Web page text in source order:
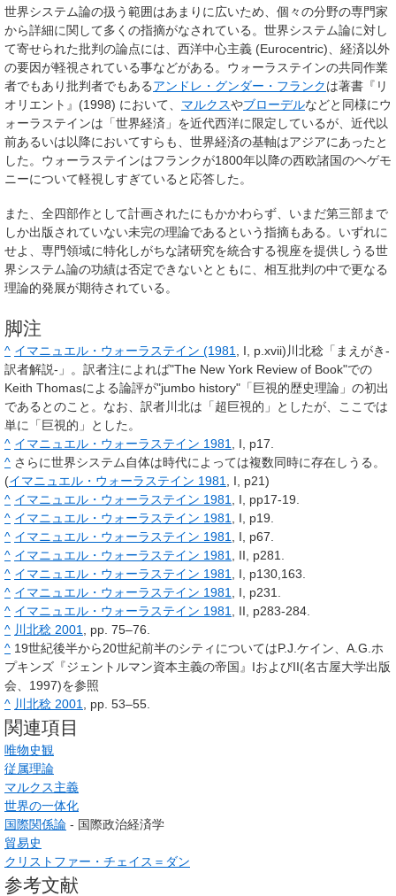
世界システム論の扱う範囲はあまりに広いため、個々の分野の専門家
から詳細に関して多くの指摘がなされている。世界システム論に対し
て寄せられた批判の論点には、西洋中心主義 (Eurocentric)、経済以外
の要因が軽視されている事などがある。ウォーラステインの共同作業
者でもあり批判者でもあるアンドレ・グンダー・フランクは著書『リ
オリエント』(1998) において、 マルクスやブローデルなどと同様にウ
ォーラステインは「世界経済」を近代西洋に限定しているが、近代以
前あるいは以降においてすらも、世界経済の基軸はアジアにあったと
した。ウォーラステインはフランクが1800年以降の西欧諸国のヘゲモ
ニーについて軽視しすぎていると応答した。
また、全四部作として計画されたにもかかわらず、いまだ第三部まで
しか出版されていない未完の理論であるという指摘もある。いずれに
せよ、専門領域に特化しがちな諸研究を統合する視座を提供しうる世
界システム論の功績は否定できないとともに、相互批判の中で更なる
理論的発展が期待されている。
脚注
^ イマニュエル・ウォーラステイン (1981
, I, p.xvii)川北稔「まえがき-
訳者解説-」。訳者注によれば"The New York Review of Book"での
Keith Thomasによる論評が"jumbo history"「巨視的歴史理論」の初出
であるとのこと。なお、訳者川北は「超巨視的」としたが、ここでは
単に「巨視的」とした。
^ イマニュエル・ウォーラステイン 1981
, I, p17.
^ さらに世界システム自体は時代によっては複数同時に存在しうる。
(イマニュエル・ウォーラステイン 1981
, I, p21)
^ イマニュエル・ウォーラステイン 1981
, I, pp17-19.
^ イマニュエル・ウォーラステイン 1981
, I, p19.
^ イマニュエル・ウォーラステイン 1981
, I, p67.
^ イマニュエル・ウォーラステイン 1981
, II, p281.
^ イマニュエル・ウォーラステイン 1981
, I, p130,163.
^ イマニュエル・ウォーラステイン 1981
, I, p231.
^ イマニュエル・ウォーラステイン 1981
, II, p283-284.
^ 川北稔 2001
, pp. 75–76.
^ 19世紀後半から20世紀前半のシティについてはP.J.ケイン、A.G.ホ
プキンズ『ジェントルマン資本主義の帝国』IおよびII(名古屋大学出版
会、1997)を参照
^ 川北稔 2001 , pp. 53–55.
関連項目
唯物史観
従属理論
マルクス主義
世界の一体化
国際関係論 - 国際政治経済学
貿易史
クリストファー・チェイス＝ダン
参考文献